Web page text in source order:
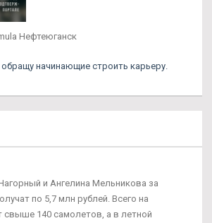
Нефтеюганск
начинающие строить карьеру.
и Ангелина Мельникова за
по 5,7 млн рублей. Всего на
свыше 140 самолетов, а в летной